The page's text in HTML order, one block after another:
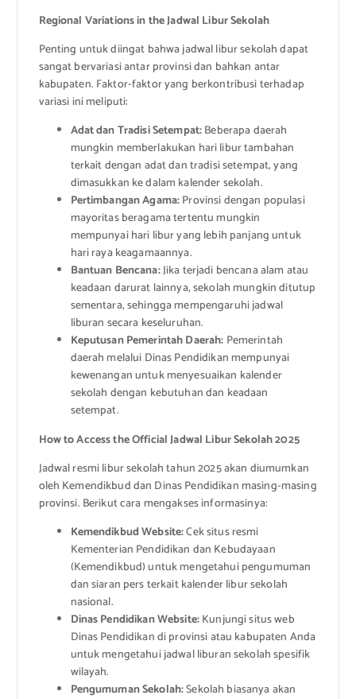
Regional Variations in the Jadwal Libur Sekolah
Penting untuk diingat bahwa jadwal libur sekolah dapat
sangat bervariasi antar provinsi dan bahkan antar
kabupaten. Faktor-faktor yang berkontribusi terhadap
variasi ini meliputi:
Adat dan Tradisi Setempat:Beberapa daerah
mungkin memberlakukan hari libur tambahan
terkait dengan adat dan tradisi setempat, yang
dimasukkan ke dalam kalender sekolah.
Pertimbangan Agama:Provinsi dengan populasi
mayoritas beragama tertentu mungkin
mempunyai hari libur yang lebih panjang untuk
hari raya keagamaannya.
Bantuan Bencana:Jika terjadi bencana alam atau
keadaan darurat lainnya, sekolah mungkin ditutup
sementara, sehingga mempengaruhi jadwal
liburan secara keseluruhan.
Keputusan Pemerintah Daerah: Pemerintah
daerah melalui Dinas Pendidikan mempunyai
kewenangan untuk menyesuaikan kalender
sekolah dengan kebutuhan dan keadaan
setempat.
How to Access the Official Jadwal Libur Sekolah 2025
Jadwal resmi libur sekolah tahun 2025 akan diumumkan
oleh Kemendikbud dan Dinas Pendidikan masing-masing
provinsi. Berikut cara mengakses informasinya:
Kemendikbud Website:Cek situs resmi
Kementerian Pendidikan dan Kebudayaan
(Kemendikbud) untuk mengetahui pengumuman
dan siaran pers terkait kalender libur sekolah
nasional.
Dinas Pendidikan Website:Kunjungi situs web
Dinas Pendidikan di provinsi atau kabupaten Anda
untuk mengetahui jadwal liburan sekolah spesifik
wilayah.
Pengumuman Sekolah:Sekolah biasanya akan